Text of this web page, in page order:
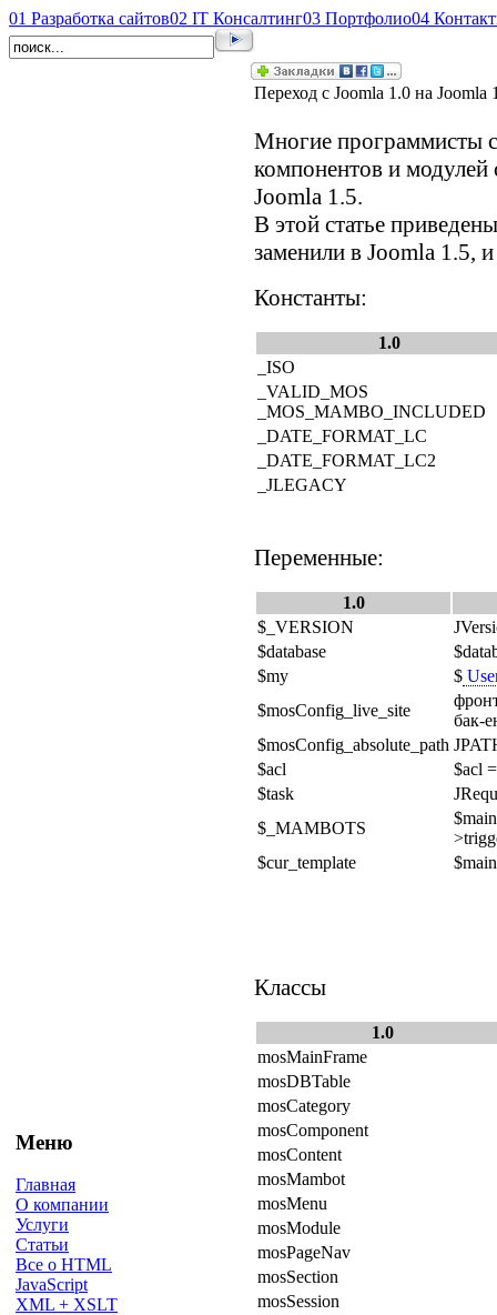
01 Разработка сайтов02 IT Консалтинг03 Портфолио04
Меню
Главная
О компании
Услуги
Статьи
Все о HTML
JavaScript
XML + XSLT
Переход с Joomla 1.0 на Joomla
Многие программисты
компонентов и модулей
Joomla 1.5.
В этой статье
заменили в Joomla 1.5,
Константы:
1.0
_ISO
_VALID_MOS
_MOS_MAMBO_INCLUDED
_DATE_FORMAT_LC
_DATE_FORMAT_LC2
_JLEGACY
Переменные:
1.0
$_VERSION
$database
$my
$
$mosConfig_live_site
бак-
$mosConfig_absolute_path
$acl
$acl
$task
$_MAMBOTS
$cur_template
Классы
1.0
mosMainFrame
mosDBTable
mosCategory
mosComponent
mosContent
mosMambot
mosMenu
mosModule
mosPageNav
mosSection
mosSession